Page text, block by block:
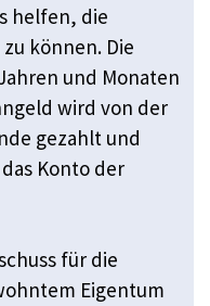
helfen, die
können. Die
und Monaten
wird von der
gezahlt und
Konto der
für die
Eigentum